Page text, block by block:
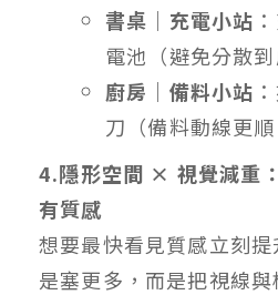
書桌｜充電小站
電池（避免分散到
廚房｜備料小站
刀（備料動線更順
4.隱形空間 × 視覺減重
有質感
想要最快看見質感立刻
是塞更多，而是把視線